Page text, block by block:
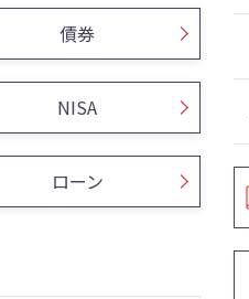
債券
NISA
ローン